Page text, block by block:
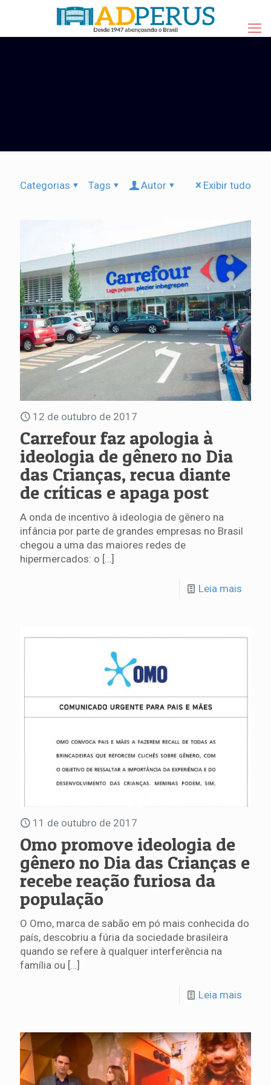
Categorias Tags Autor Exibir tudo
12 de outubro de 2017
Carrefour faz apologia à
ideologia de gênero no Dia
das Crianças, recua diante
de críticas e apaga post
A onda de incentivo à ideologia de gênero na
infância por parte de grandes empresas no Brasil
chegou a uma das maiores redes de
hipermercados: o […]
Leia mais
11 de outubro de 2017
Omo promove ideologia de
gênero no Dia das Crianças e
recebe reação furiosa da
população
O Omo, marca de sabão em pó mais conhecida do
país, descobriu a fúria da sociedade brasileira
quando se refere à qualquer interferência na
família ou […]
Leia mais